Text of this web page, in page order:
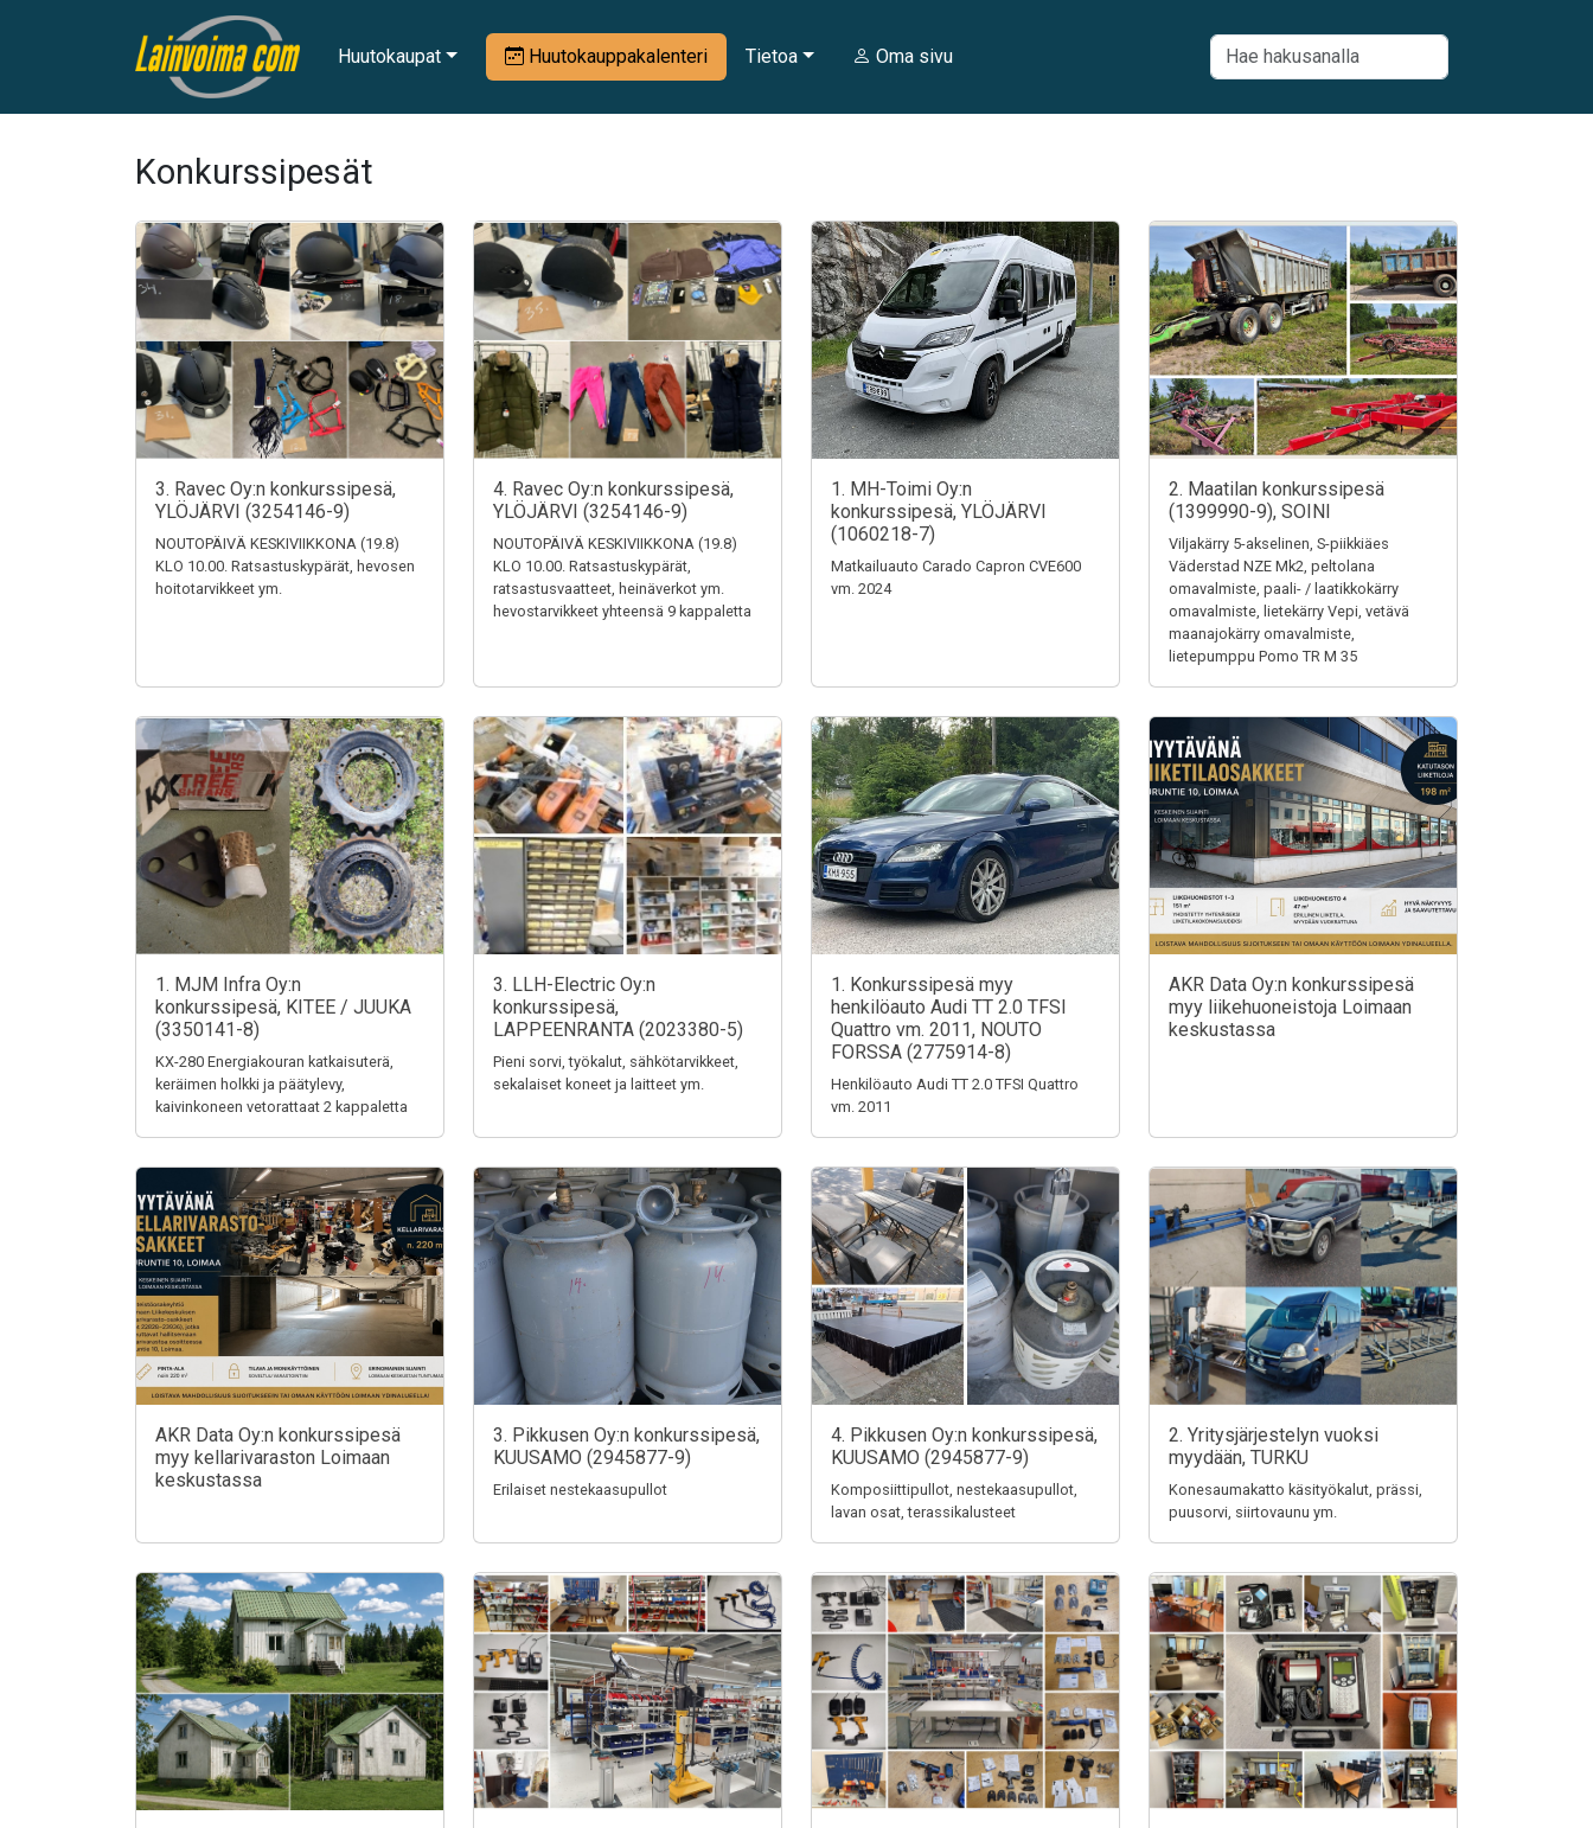
Huutokaupat Huutokauppakalenteri Tietoa Oma sivu
Konkurssipesät
3. Ravec Oy:n konkurssipesä,
YLÖJÄRVI (3254146-9)
NOUTOPÄIVÄ KESKIVIIKKONA (19.8)
KLO 10.00. Ratsastuskypärät, hevosen
hoitotarvikkeet ym.
4. Ravec Oy:n konkurssipesä,
YLÖJÄRVI (3254146-9)
NOUTOPÄIVÄ KESKIVIIKKONA (19.8)
KLO 10.00. Ratsastuskypärät,
ratsastusvaatteet, heinäverkot ym.
hevostarvikkeet yhteensä 9 kappaletta
1. MH-Toimi Oy:n
konkurssipesä, YLÖJÄRVI
(1060218-7)
Matkailuauto Carado Capron CVE600
vm. 2024
2. Maatilan konkurssipesä
(1399990-9), SOINI
Viljakärry 5-akselinen, S-piikkiäes
Väderstad NZE Mk2, peltolana
omavalmiste, paali- / laatikkokärry
omavalmiste, lietekärry Vepi, vetävä
maanajokärry omavalmiste,
lietepumppu Pomo TR M 35
1. MJM Infra Oy:n
konkurssipesä, KITEE / JUUKA
(3350141-8)
KX-280 Energiakouran katkaisuterä,
keräimen holkki ja päätylevy,
kaivinkoneen vetorattaat 2 kappaletta
3. LLH-Electric Oy:n
konkurssipesä,
LAPPEENRANTA (2023380-5)
Pieni sorvi, työkalut, sähkötarvikkeet,
sekalaiset koneet ja laitteet ym.
1. Konkurssipesä myy
henkilöauto Audi TT 2.0 TFSI
Quattro vm. 2011, NOUTO
FORSSA (2775914-8)
Henkilöauto Audi TT 2.0 TFSI Quattro
vm. 2011
AKR Data Oy:n konkurssipesä
myy liikehuoneistoja Loimaan
keskustassa
AKR Data Oy:n konkurssipesä
myy kellarivaraston Loimaan
keskustassa
3. Pikkusen Oy:n konkurssipesä,
KUUSAMO (2945877-9)
Erilaiset nestekaasupullot
4. Pikkusen Oy:n konkurssipesä,
KUUSAMO (2945877-9)
Komposiittipullot, nestekaasupullot,
lavan osat, terassikalusteet
2. Yritysjärjestelyn vuoksi
myydään, TURKU
Konesaumakatto käsityökalut, prässi,
puusorvi, siirtovaunu ym.